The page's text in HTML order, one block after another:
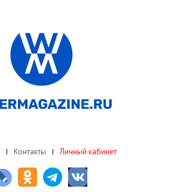
Контакты Личный кабинет